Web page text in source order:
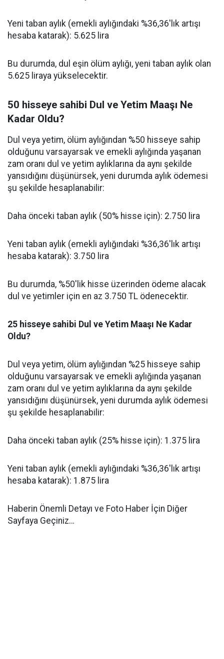
Yeni taban aylık (emekli aylığındaki %36,36'lık artışı
hesaba katarak): 5.625 lira
Bu durumda, dul eşin ölüm aylığı, yeni taban aylık olan
5.625 liraya yükselecektir.
50 hisseye sahibi Dul ve Yetim Maaşı Ne
Kadar Oldu?
Dul veya yetim, ölüm aylığından %50 hisseye sahip
olduğunu varsayarsak ve emekli aylığında yaşanan
zam oranı dul ve yetim aylıklarına da aynı şekilde
yansıdığını düşünürsek, yeni durumda aylık ödemesi
şu şekilde hesaplanabilir:
Daha önceki taban aylık (50% hisse için): 2.750 lira
Yeni taban aylık (emekli aylığındaki %36,36'lık artışı
hesaba katarak): 3.750 lira
Bu durumda, %50'lik hisse üzerinden ödeme alacak
dul ve yetimler için en az 3.750 TL ödenecektir.
25 hisseye sahibi Dul ve Yetim Maaşı Ne Kadar
Oldu?
Dul veya yetim, ölüm aylığından %25 hisseye sahip
olduğunu varsayarsak ve emekli aylığında yaşanan
zam oranı dul ve yetim aylıklarına da aynı şekilde
yansıdığını düşünürsek, yeni durumda aylık ödemesi
şu şekilde hesaplanabilir:
Daha önceki taban aylık (25% hisse için): 1.375 lira
Yeni taban aylık (emekli aylığındaki %36,36'lık artışı
hesaba katarak): 1.875 lira
Haberin Önemli Detayı ve Foto Haber İçin Diğer
Sayfaya Geçiniz…